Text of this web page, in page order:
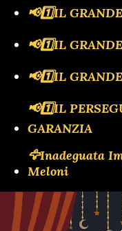
📢1️⃣IL
📢1️⃣IL
📢1️⃣IL
📢1️⃣IL
GARANZIA
🦅Inadeguata
Meloni